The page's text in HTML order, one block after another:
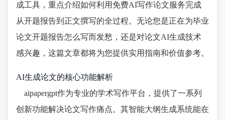
成工具，重点介绍如何利用免费AI写作论文服务完成
从开题报告到正文撰写的全过程。无论您是正在为毕业
论文开题报告怎么写而发愁，还是对论文AI生成技术
感兴趣，这篇文章都将为您提供实用指南和价值参考。
AI生成论文的核心功能解析
aipapergpt作为专业的学术写作平台，提供了一系列
创新功能解决论文写作痛点。其智能大纲生成系统能在